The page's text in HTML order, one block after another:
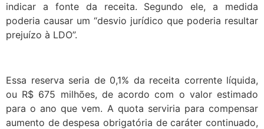
indicar a fonte da receita. Segundo ele, a medida
poderia causar um “desvio jurídico que poderia resultar
prejuízo à LDO”.
Essa reserva seria de 0,1% da receita corrente líquida,
ou R$ 675 milhões, de acordo com o valor estimado
para o ano que vem. A quota serviria para compensar
aumento de despesa obrigatória de caráter continuado,